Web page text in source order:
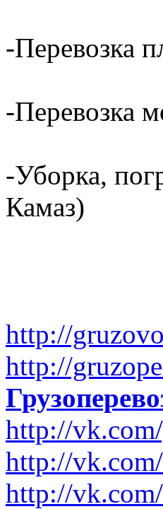
-Перевозка
-Перевозка
-Уборка,
Камаз)
http://
http://
http://
http://
http://